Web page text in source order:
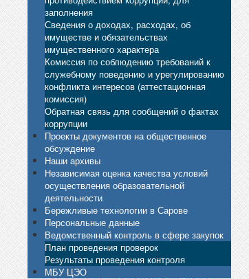
заполнения
Сведения о доходах, расходах, об
имуществе и обязательствах
имущественного характера
Комиссия по соблюдению требований к
служебному поведению и урегулированию
конфликта интересов (аттестационная
комиссия)
Обратная связь для сообщений о фактах
коррупции
Проекты документов на общественное
обсуждение
Наши архивы
Независимая оценка качества условий
осуществления образовательной
деятельности
Бережливые технологии в Сарове
Персональные данные
Ведомственный контроль в сфере закупок
План проведения проверок
Результаты проведения контроля
МБУ ЦЭО